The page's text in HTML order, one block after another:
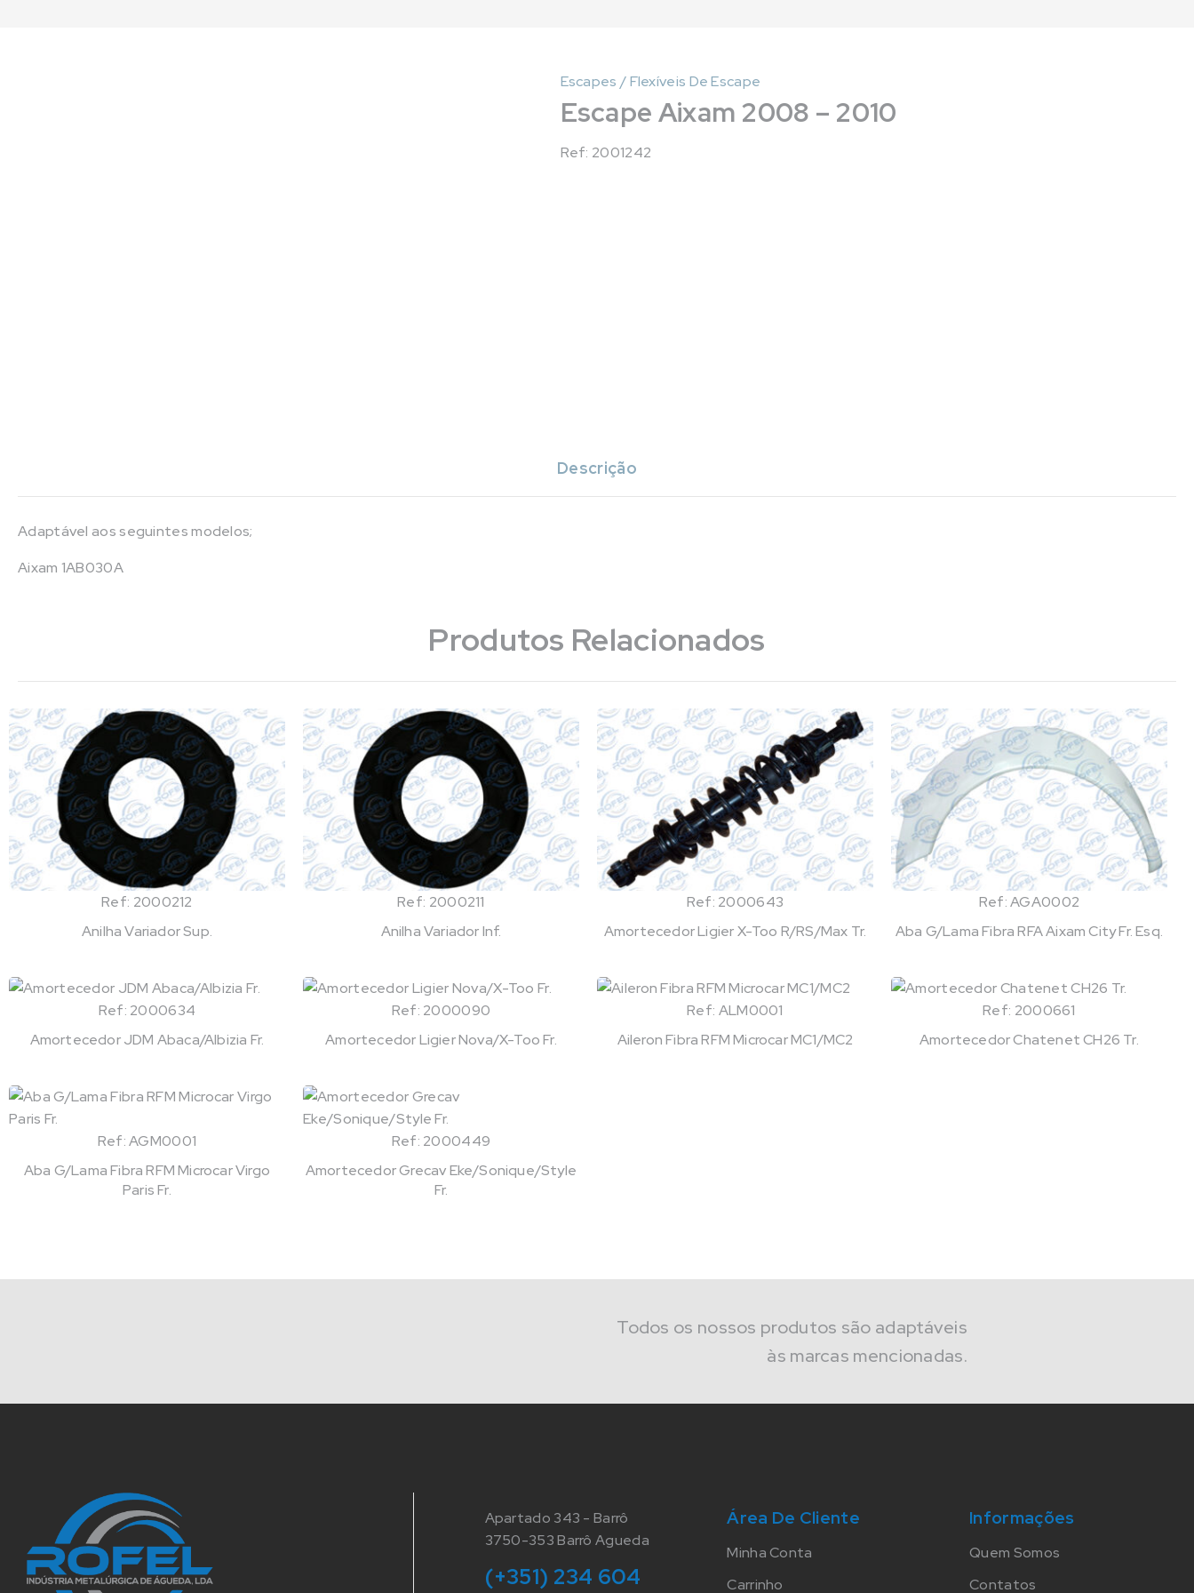
Escapes / Flexíveis De Escape
Escape Aixam 2008 – 2010
Ref: 2001242
Descrição
Adaptável aos seguintes modelos;
Aixam 1AB030A
Produtos Relacionados
Ref: 2000212
Anilha Variador Sup.
Ref: 2000211
Anilha Variador Inf.
Ref: 2000643
Amortecedor Ligier X-Too R/RS/Max Tr.
Ref: AGA0002
Aba G/Lama Fibra RFA Aixam City Fr. Esq.
Ref: 2000634
Amortecedor JDM Abaca/Albizia Fr.
Ref: 2000090
Amortecedor Ligier Nova/X-Too Fr.
Ref: ALM0001
Aileron Fibra RFM Microcar MC1/MC2
Ref: 2000661
Amortecedor Chatenet CH26 Tr.
Ref: AGM0001
Aba G/Lama Fibra RFM Microcar Virgo
Paris Fr.
Ref: 2000449
Amortecedor Grecav Eke/Sonique/Style
Fr.
Todos os nossos produtos são adaptáveis
às marcas mencionadas.
Apartado 343 - Barrô
3750-353 Barrô Agueda
(+351) 234 604
Área De Cliente
Minha Conta
Carrinho
Informações
Quem Somos
Contatos